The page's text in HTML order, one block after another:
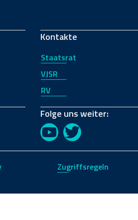
Kontakte
Staatsrat
VJSR
RV
Folge uns weiter:
YouTubeTwitter
Zugriffsregeln